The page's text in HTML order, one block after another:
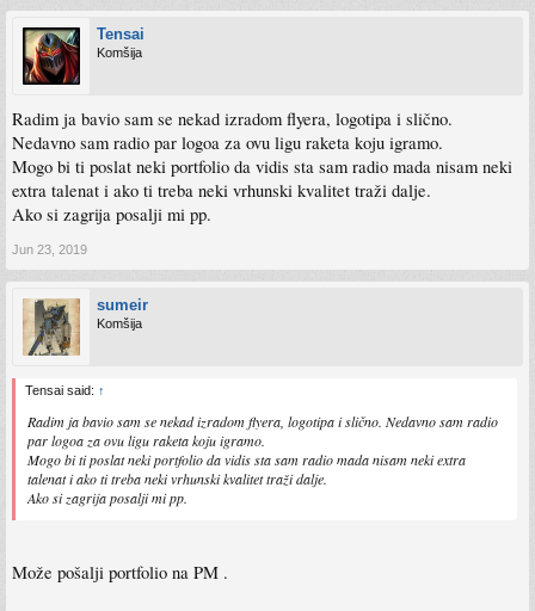
Tensai
Komšija
Radim ja bavio sam se nekad izradom flyera, logotipa i slično.
Nedavno sam radio par logoa za ovu ligu raketa koju igramo.
Mogo bi ti poslat neki portfolio da vidis sta sam radio mada nisam neki
extra talenat i ako ti treba neki vrhunski kvalitet traži dalje.
Ako si zagrija posalji mi pp.
Jun 23, 2019
sumeir
Komšija
Tensai said: ↑
Radim ja bavio sam se nekad izradom flyera, logotipa i slično. Nedavno sam radio
par logoa za ovu ligu raketa koju igramo.
Mogo bi ti poslat neki portfolio da vidis sta sam radio mada nisam neki extra
talenat i ako ti treba neki vrhunski kvalitet traži dalje.
Ako si zagrija posalji mi pp.
Može pošalji portfolio na PM .